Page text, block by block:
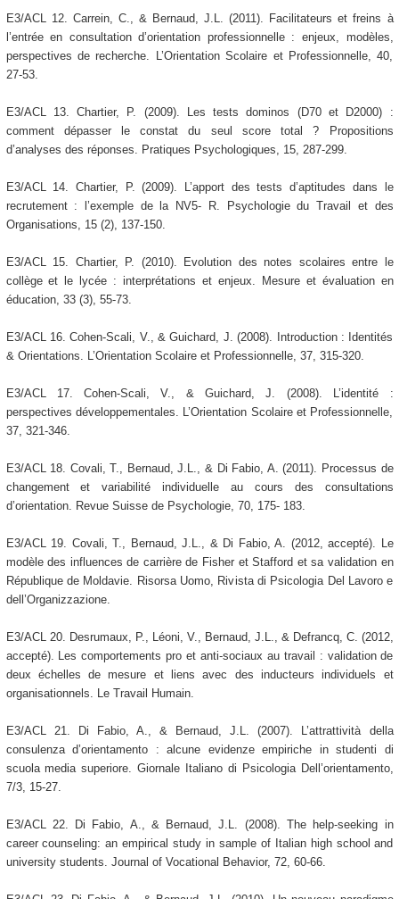
E3/ACL 12. Carrein, C., & Bernaud, J.L. (2011). Facilitateurs et freins à
l’entrée en consultation d’orientation professionnelle : enjeux, modèles,
perspectives de recherche. L’Orientation Scolaire et Professionnelle, 40,
27-53.
E3/ACL 13. Chartier, P. (2009). Les tests dominos (D70 et D2000) :
comment dépasser le constat du seul score total ? Propositions
d’analyses des réponses. Pratiques Psychologiques, 15, 287-299.
E3/ACL 14. Chartier, P. (2009). L’apport des tests d’aptitudes dans le
recrutement : l’exemple de la NV5- R. Psychologie du Travail et des
Organisations, 15 (2), 137-150.
E3/ACL 15. Chartier, P. (2010). Evolution des notes scolaires entre le
collège et le lycée : interprétations et enjeux. Mesure et évaluation en
éducation, 33 (3), 55-73.
E3/ACL 16. Cohen-Scali, V., & Guichard, J. (2008). Introduction : Identités
& Orientations. L’Orientation Scolaire et Professionnelle, 37, 315-320.
E3/ACL 17. Cohen-Scali, V., & Guichard, J. (2008). L’identité :
perspectives développementales. L’Orientation Scolaire et Professionnelle,
37, 321-346.
E3/ACL 18. Covali, T., Bernaud, J.L., & Di Fabio, A. (2011). Processus de
changement et variabilité individuelle au cours des consultations
d’orientation. Revue Suisse de Psychologie, 70, 175- 183.
E3/ACL 19. Covali, T., Bernaud, J.L., & Di Fabio, A. (2012, accepté). Le
modèle des influences de carrière de Fisher et Stafford et sa validation en
République de Moldavie. Risorsa Uomo, Rivista di Psicologia Del Lavoro e
dell’Organizzazione.
E3/ACL 20. Desrumaux, P., Léoni, V., Bernaud, J.L., & Defrancq, C. (2012,
accepté). Les comportements pro et anti-sociaux au travail : validation de
deux échelles de mesure et liens avec des inducteurs individuels et
organisationnels. Le Travail Humain.
E3/ACL 21. Di Fabio, A., & Bernaud, J.L. (2007). L’attrattività della
consulenza d’orientamento : alcune evidenze empiriche in studenti di
scuola media superiore. Giornale Italiano di Psicologia Dell’orientamento,
7/3, 15-27.
E3/ACL 22. Di Fabio, A., & Bernaud, J.L. (2008). The help-seeking in
career counseling: an empirical study in sample of Italian high school and
university students. Journal of Vocational Behavior, 72, 60-66.